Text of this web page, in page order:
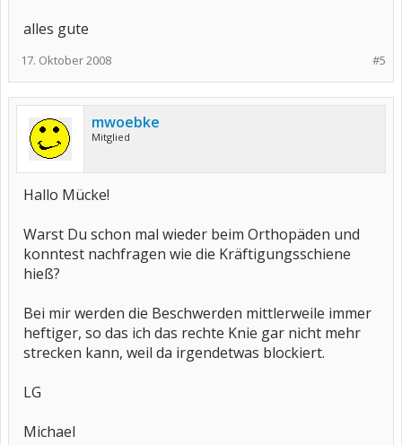
alles gute
#5
17. Oktober 2008
mwoebke
Mitglied
Hallo Mücke!
Warst Du schon mal wieder beim Orthopäden und
konntest nachfragen wie die Kräftigungsschiene
hieß?
Bei mir werden die Beschwerden mittlerweile immer
heftiger, so das ich das rechte Knie gar nicht mehr
strecken kann, weil da irgendetwas blockiert.
LG
Michael